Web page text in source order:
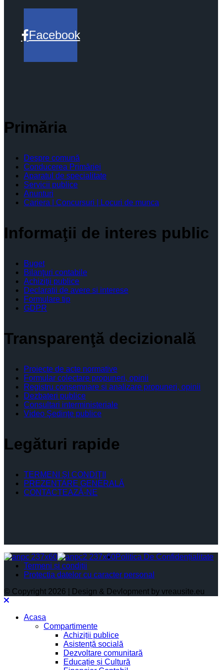
Facebook
Primăria
Despre comună
Conducerea Primăriei
Aparatul de specialitate
Servicii publice
Anunturi
Cariera | Concursuri | Locuri de munca
Informaţii de interes public
Buget
Bilanţuri contabile
Achiziţii publice
Declaratii de avere si interese
Formulare tip
GDPR
Transparenţă decizională
Proiecte de acte normative
Formular colectare propuneri, opinii
Registru consemnare si analizare propuneri, opinii
Dezbateri publice
Consultari interministeriale
Video Şedinţe publice
Legături rapide
TERMENI ŞI CONDIŢII
PREZENTARE GENERALĂ
CONTACTEAZĂ-NE
Politica De Confidențialitate
Termeni și condiții
Protectia datelor cu caracter personal
© Copyright 2026 | Design & Devlopment by vreausite.eu
Acasa
Compartimente
Achiziții publice
Asistență socială
Dezvoltare comunitară
Educație și Cultură